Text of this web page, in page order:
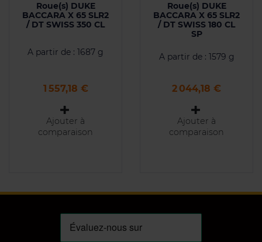
Roue(s) DUKE
BACCARA X 65 SLR2
/ DT SWISS 350 CL
A partir de : 1687 g
Prix
1 557,18 €
Ajouter à
comparaison
Roue(s) DUKE
BACCARA X 65 SLR2
/ DT SWISS 180 CL
SP
A partir de : 1579 g
Prix
2 044,18 €
Ajouter à
comparaison